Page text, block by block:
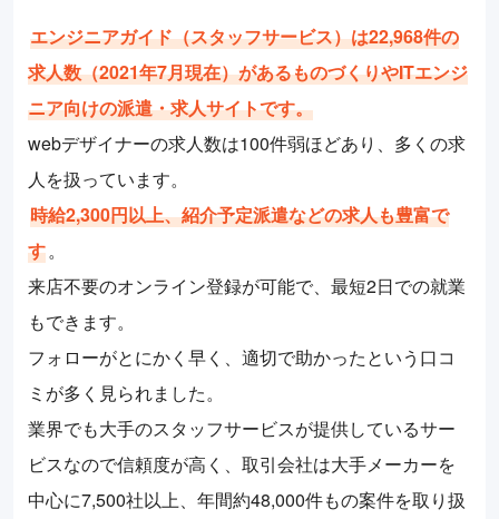
エンジニアガイド（スタッフサービス）は22,968件の
求人数（2021年7月現在）があるものづくりやITエンジ
ニア向けの派遣・求人サイトです。
webデザイナーの求人数は100件弱ほどあり、多くの求
人を扱っています。
時給2,300円以上、紹介予定派遣などの求人も豊富で
す。
来店不要のオンライン登録が可能で、最短2日での就業
もできます。
フォローがとにかく早く、適切で助かったという口コ
ミが多く見られました。
業界でも大手のスタッフサービスが提供しているサー
ビスなので信頼度が高く、取引会社は大手メーカーを
中心に7,500社以上、年間約48,000件もの案件を取り扱